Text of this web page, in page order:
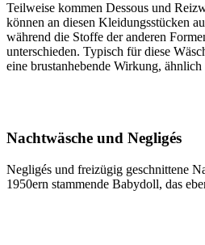
Teilweise kommen Dessous und
können an diesen Kleidungsstücken
während die Stoffe der anderen
unterschieden. Typisch für diese
eine brustanhebende Wirkung, ähnlich
Nachtwäsche und Negligés
Negligés und freizügig geschnittene
1950ern stammende Babydoll, das